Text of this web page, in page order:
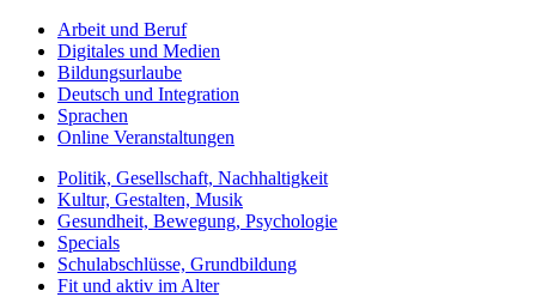
Arbeit und Beruf
Digitales und Medien
Bildungsurlaube
Deutsch und Integration
Sprachen
Online Veranstaltungen
Politik, Gesellschaft, Nachhaltigkeit
Kultur, Gestalten, Musik
Gesundheit, Bewegung, Psychologie
Specials
Schulabschlüsse, Grundbildung
Fit und aktiv im Alter